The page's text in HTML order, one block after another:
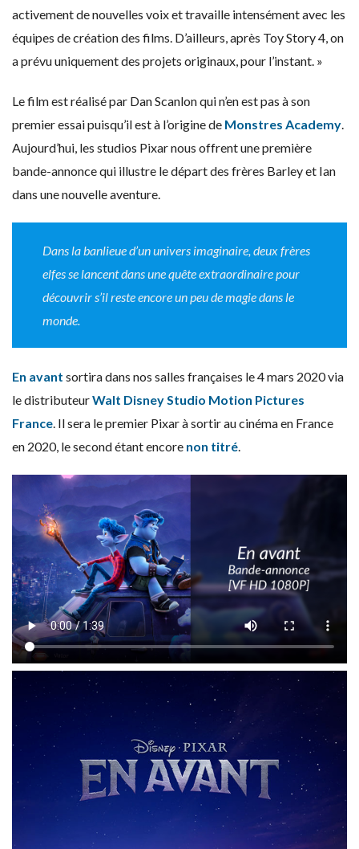
activement de nouvelles voix et travaille intensément avec les
équipes de création des films. D’ailleurs, après Toy Story 4, on
a prévu uniquement des projets originaux, pour l’instant. »
Le film est réalisé par Dan Scanlon qui n’en est pas à son
premier essai puisqu’il est à l’origine de Monstres Academy.
Aujourd’hui, les studios Pixar nous offrent une première
bande-annonce qui illustre le départ des frères Barley et Ian
dans une nouvelle aventure.
Dans la banlieue d’un univers imaginaire, deux frères
elfes se lancent dans une quête extraordinaire pour
découvrir s’il reste encore un peu de magie dans le
monde.
En avant sortira dans nos salles françaises le 4 mars 2020 via
le distributeurWalt Disney Studio Motion Pictures
France. Il sera le premier Pixar à sortir au cinéma en France
en 2020, le second étant encore non titré.